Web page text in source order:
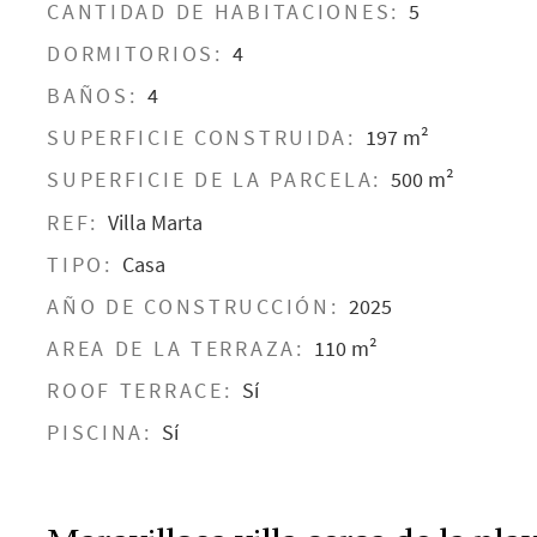
CANTIDAD DE HABITACIONES: 5
DORMITORIOS: 4
BAÑOS: 4
SUPERFICIE CONSTRUIDA: 197 m²
SUPERFICIE DE LA PARCELA: 500 m²
REF: Villa Marta
TIPO: Casa
AÑO DE CONSTRUCCIÓN: 2025
AREA DE LA TERRAZA: 110 m²
ROOF TERRACE: Sí
PISCINA: Sí